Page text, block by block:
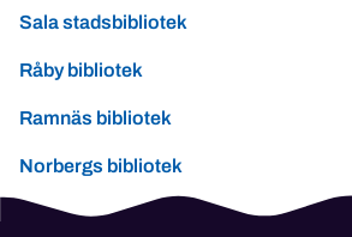
Sala stadsbibliotek
Råby bibliotek
Ramnäs bibliotek
Norbergs bibliotek